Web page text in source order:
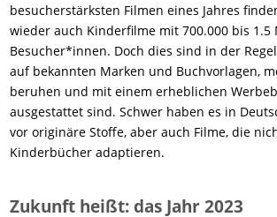
besucherstärksten Filmen eines Jahres
wieder auch Kinderfilme mit 700.000 bis 1.5
Besucher*innen. Doch dies sind in der
auf bekannten Marken und Buchvorlagen,
beruhen und mit einem erheblichen
ausgestattet sind. Schwer haben es in
vor originäre Stoffe, aber auch Filme, die
Kinderbücher adaptieren.
Zukunft heißt: das Jahr 2023